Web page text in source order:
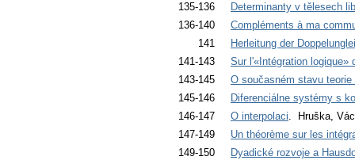
135-136
Determinanty v tělesech
136-140
Compléments à ma
141
Herleitung der
141-143
Sur l'«Intégration logique»
143-145
O současném stavu
145-146
Diferenciálne systémy s
146-147
O interpolaci. Hruška,
147-149
Un théorème sur les
149-150
Dyadické rozvoje a